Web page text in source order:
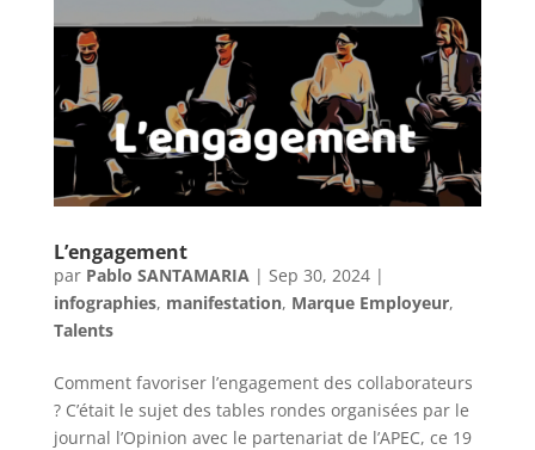
L’engagement
par Pablo SANTAMARIA | Sep 30, 2024|
infographies, manifestation, Marque Employeur,
Talents
Comment favoriser l’engagement des collaborateurs
? C’était le sujet des tables rondes organisées par le
journal l’Opinion avec le partenariat de l’APEC, ce 19